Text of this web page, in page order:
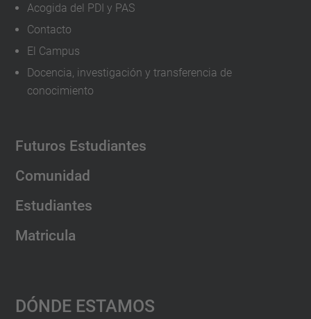
Acogida del PDI y PAS
Contacto
El Campus
Docencia, investigación y transferencia de
conocimiento
Futuros Estudiantes
Comunidad
Estudiantes
Matricula
Dónde Estamos